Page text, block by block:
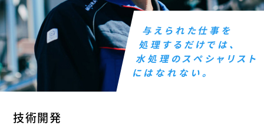
与えられた仕事を
処理するだけでは、
水処理のスペシャリスト
にはなれない。
技術開発